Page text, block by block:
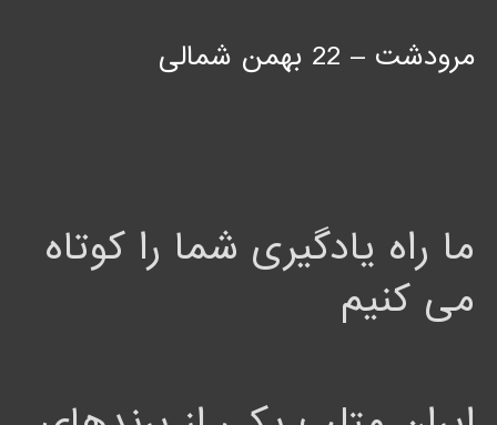
مرودشت – 22 بهمن شمالی
ما راه یادگیری شما را کوتاه
می کنیم